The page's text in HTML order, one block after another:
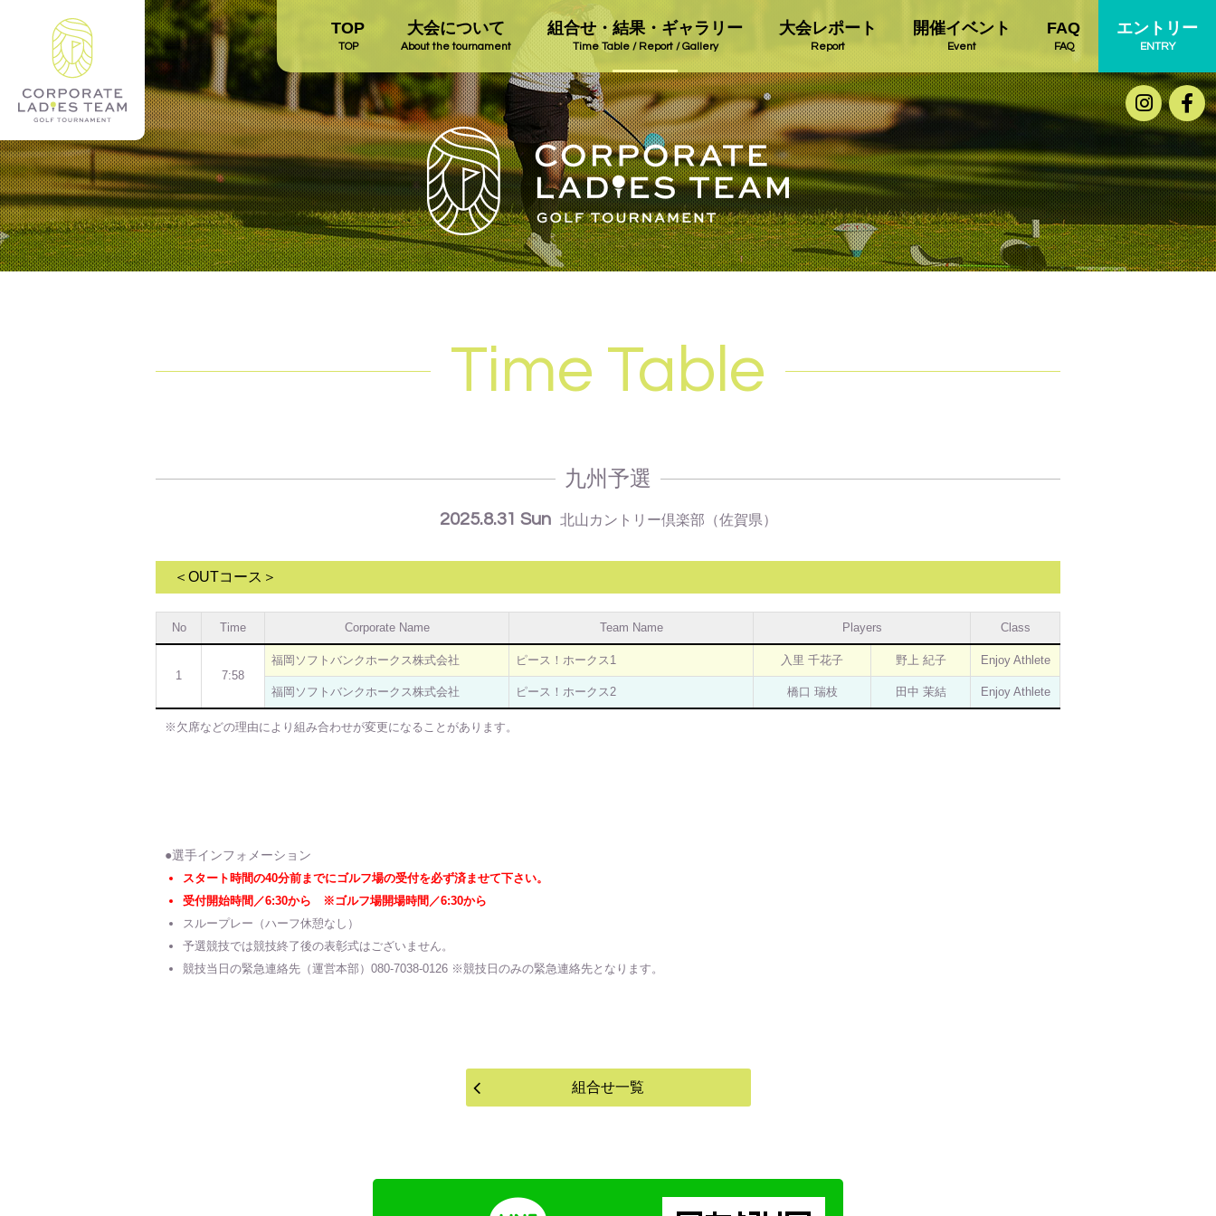
TOP
TOP
大会について
About the tournament
組合せ・結果・ギャラリー
Time Table / Report / Gallery
大会レポート
Report
開催イベント
Event
FAQ
FAQ
エントリー
ENTRY
Time Table
九州予選
2025.8.31 Sun 北山カントリー倶楽部（佐賀県）
＜OUTコース＞
No Time Corporate Name Team Name Players Class
1 7:58
福岡ソフトバンクホークス株式会社 ピース！ホークス1 入里 千花子 野上 紀子 Enjoy Athlete
福岡ソフトバンクホークス株式会社 ピース！ホークス2 橋口 瑞枝 田中 茉結 Enjoy Athlete
※欠席などの理由により組み合わせが変更になることがあります。
●選手インフォメーション
スタート時間の40分前までにゴルフ場の受付を必ず済ませて下さい。
受付開始時間／6:30から ※ゴルフ場開場時間／6:30から
スループレー（ハーフ休憩なし）
予選競技では競技終了後の表彰式はございません。
競技当日の緊急連絡先（運営本部）080-7038-0126 ※競技日のみの緊急連絡先となります。
組合せ一覧